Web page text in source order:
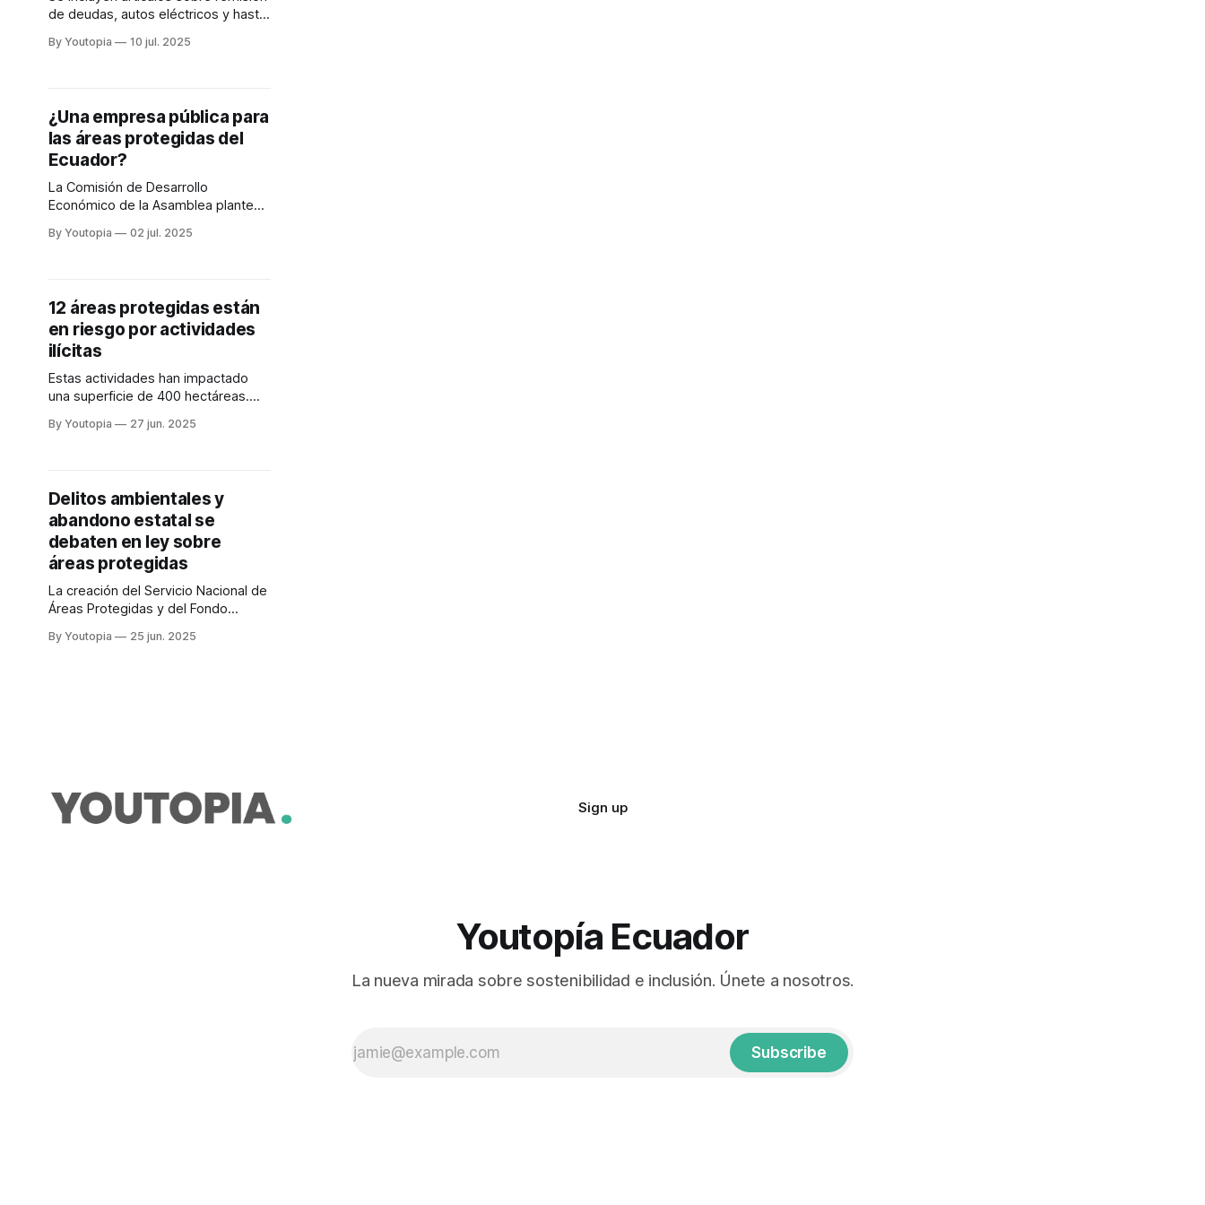
de deudas, autos eléctricos y hasta
anticipan demanda constitucional.
By Youtopia 10 jul. 2025
¿Una empresa pública para
las áreas protegidas del
Ecuador?
La Comisión de Desarrollo
Económico de la Asamblea plantea
rechazan esa posibilidad.
By Youtopia 02 jul. 2025
12 áreas protegidas están
en riesgo por actividades
ilícitas
Estas actividades han impactado
una superficie de 400 hectáreas.
deforestación, pesca ilegal y tráfico
By Youtopia 27 jun. 2025
Delitos ambientales y
abandono estatal se
debaten en ley sobre
áreas protegidas
La creación del Servicio Nacional de
Áreas Protegidas y del Fondo
Guardaparques exigen más
By Youtopia 25 jun. 2025
Sign up
Youtopía Ecuador
La nueva mirada sobre sostenibilidad e inclusión. Únete a nosotros.
Subscribe